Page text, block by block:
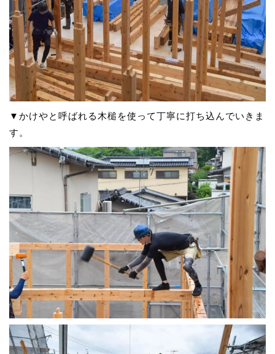
▼かけやと呼ばれる木槌を使って丁寧に打ち込んでいきま
す。